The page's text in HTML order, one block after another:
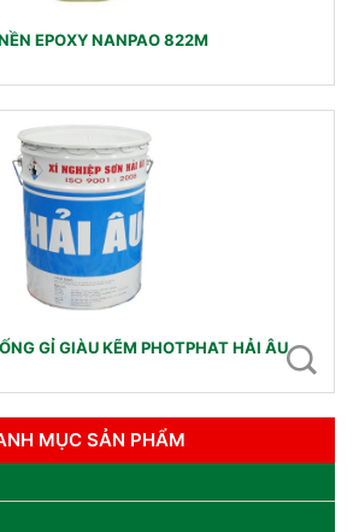
EPOXY NANPAO 822M
GỈ GIÀU KẼM PHOTPHAT HẢI ÂU
MỤC SẢN PHẨM